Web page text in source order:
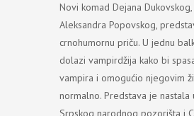
Novi komad Dejana
Aleksandra Popovskog,
crnohumornu priču. U jednu
dolazi vampirdžija kako bi
vampira i omogućio njegovim
normalno. Predstava je nastala
Srpskog narodnog pozorišta i